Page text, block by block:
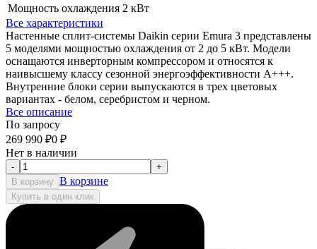
Мощность охлаждения 2 кВт
Все характеристики
Настенные сплит-системы Daikin серии Emura 3 представлены
5 моделями мощностью охлаждения от 2 до 5 кВт. Модели
оснащаются инверторным компрессором и относятся к
наивысшему классу сезонной энергоэффективности А+++.
Внутренние блоки серии выпускаются в трех цветовых
вариантах - белом, серебристом и черном.
Все описание
По запросу
269 990 ₽0 ₽
Нет в наличии
-
+
В корзину В корзине
Купить в один клик